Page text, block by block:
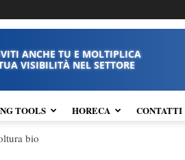
ANCHE TU E MOLTIPLICA
VISIBILITÀ NEL SETTORE
TOOLS HORECA CONTATTI
bio